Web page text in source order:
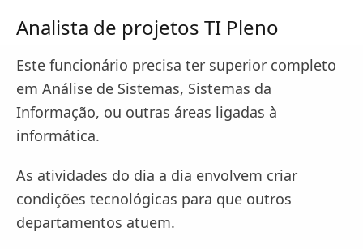
Analista de projetos TI Pleno
Este funcionário precisa ter superior completo
em Análise de Sistemas, Sistemas da
Informação, ou outras áreas ligadas à
informática.
As atividades do dia a dia envolvem criar
condições tecnológicas para que outros
departamentos atuem.